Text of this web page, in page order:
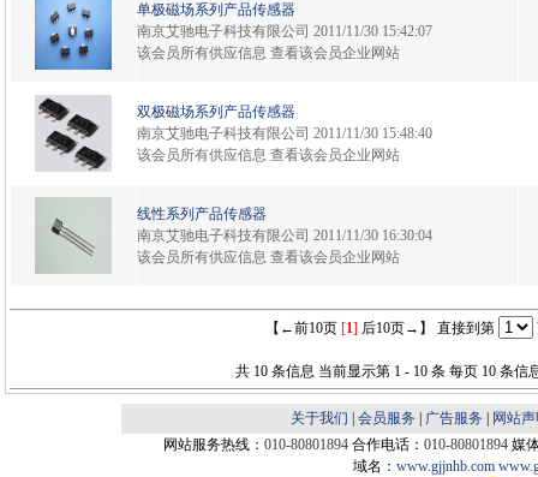
单极磁场系列产品传感器
南京艾驰电子科技有限公司 2011/11/30 15:42:07
该会员所有供应信息 查看该会员企业网站
双极磁场系列产品传感器
南京艾驰电子科技有限公司 2011/11/30 15:48:40
该会员所有供应信息 查看该会员企业网站
线性系列产品传感器
南京艾驰电子科技有限公司 2011/11/30 16:30:04
该会员所有供应信息 查看该会员企业网站
【←前10页 [1] 后10页→】 直接到第
共 10 条信息 当前显示第 1 - 10 条 每页 10 条信
关于我们 会员服务 广告服务
网站
网站服务热线： 010-80801894 合作电话： 010-80801894 媒
域名： www.gjjnhb.com